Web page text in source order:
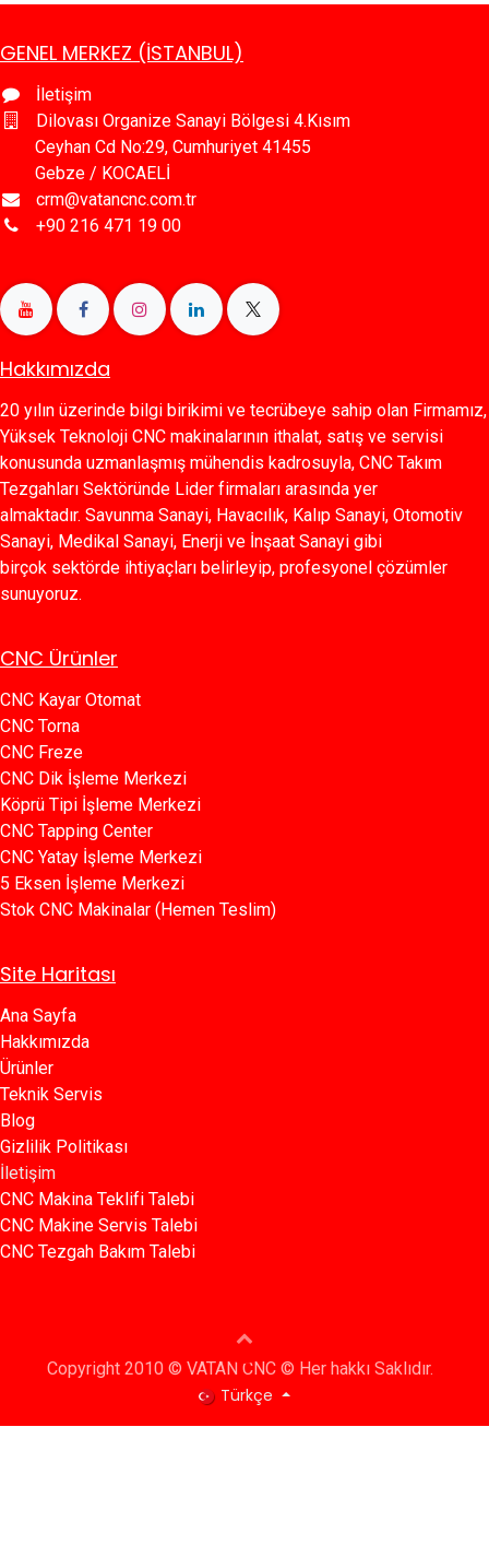
GENEL MERKEZ (İSTANBUL)
İletişim
Dilovası Organize Sanayi Bölgesi 4.Kısım
Ceyhan Cd No:29, Cumhuriyet 41455
Gebze / KOCAELİ
crm@vatancnc.com.tr
+90 216 471 19 00
Hakkımızda
20 yılın üzerinde bilgi birikimi ve tecrübeye sahip olan Firmamız,
Yüksek Teknoloji CNC makinalarının ithalat, satış ve servisi
konusunda uzmanlaşmış mühendis kadrosuyla, CNC Takım
Tezgahları Sektöründe Lider firmaları arasında yer
almaktadır. Savunma Sanayi, Havacılık, Kalıp Sanayi, Otomotiv
Sanayi, Medikal Sanayi, Enerji ve İnşaat Sanayi gibi
birçok sektörde ihtiyaçları belirleyip, profesyonel çözümler
sunuyoruz.
CNC Ürünler
CNC Kayar Otomat
CNC Torna
CNC Freze
CNC Dik İşleme Merkezi
Köprü Tipi İşleme Merkezi
C​​NC Tapping Center
CNC Yatay İşleme Merkezi
5 Eksen İşleme Merkezi
Stok CNC Makinalar (Hemen Teslim)
Site Haritası
Ana Sayfa​​
Hakkımızda
Ürünler​
Teknik Servis
Blog​​
Gizlilik Politikası​​
İletişim
CNC Makina Teklifi Talebi
CNC Makine Servis Talebi
CNC Tezgah Bakım Talebi
Copyright 2010 © VATAN CNC © Her hakkı Saklıdır.
Türkçe